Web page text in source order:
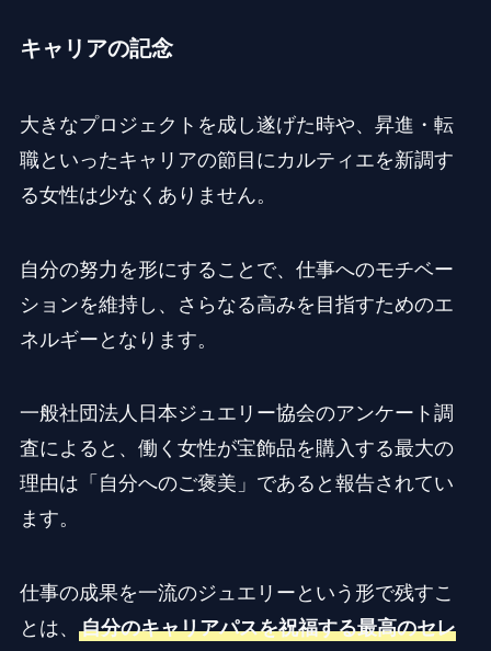
キャリアの記念
大きなプロジェクトを成し遂げた時や、昇進・転
職といったキャリアの節目にカルティエを新調す
る女性は少なくありません。
自分の努力を形にすることで、仕事へのモチベー
ションを維持し、さらなる高みを目指すためのエ
ネルギーとなります。
一般社団法人日本ジュエリー協会のアンケート調
査によると、働く女性が宝飾品を購入する最大の
理由は「自分へのご褒美」であると報告されてい
ます。
仕事の成果を一流のジュエリーという形で残すこ
とは、 自分のキャリアパスを祝福する最高のセレ